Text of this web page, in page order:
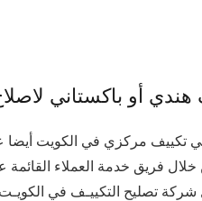
هندي أو باكستاني
مركزي في الكويت أيضا على مدار
فريق خدمة العملاء القائمة
تصليح التكييـف في